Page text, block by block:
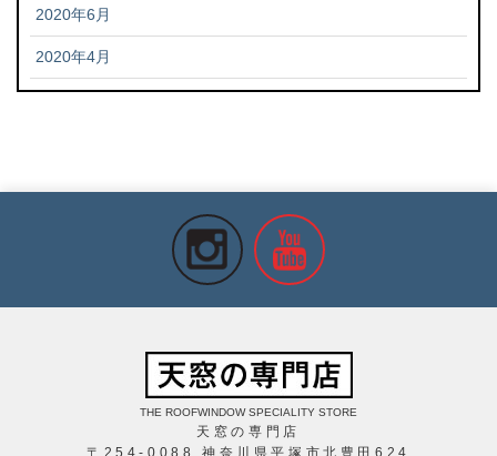
2020年6月
2020年4月
THE ROOFWINDOW SPECIALITY STORE
天窓の専門店
〒254-0088 神奈川県平塚市北豊田624